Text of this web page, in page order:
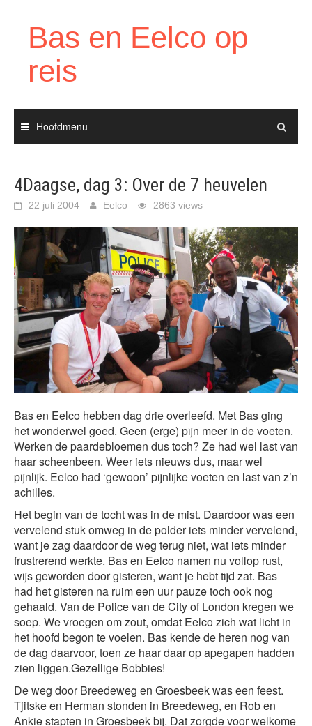
Bas en Eelco op
reis
Hoofdmenu
4Daagse, dag 3: Over de 7 heuvelen
22 juli 2004 Eelco 2863 views
Bas en Eelco hebben dag drie overleefd. Met Bas ging
het wonderwel goed. Geen (erge) pijn meer in de voeten.
Werken de paardebloemen dus toch? Ze had wel last van
haar scheenbeen. Weer iets nieuws dus, maar wel
pijnlijk. Eelco had ‘gewoon’ pijnlijke voeten en last van z’n
achilles.
Het begin van de tocht was in de mist. Daardoor was een
vervelend stuk omweg in de polder iets minder vervelend,
want je zag daardoor de weg terug niet, wat iets minder
frustrerend werkte. Bas en Eelco namen nu vollop rust,
wijs geworden door gisteren, want je hebt tijd zat. Bas
had het gisteren na ruim een uur pauze toch ook nog
gehaald. Van de Police van de City of London kregen we
soep. We vroegen om zout, omdat Eelco zich wat licht in
het hoofd begon te voelen. Bas kende de heren nog van
de dag daarvoor, toen ze haar daar op apegapen hadden
zien liggen.Gezellige Bobbies!
De weg door Breedeweg en Groesbeek was een feest.
Tjitske en Herman stonden in Breedeweg, en Rob en
Ankie stapten in Groesbeek bij. Dat zorgde voor welkome